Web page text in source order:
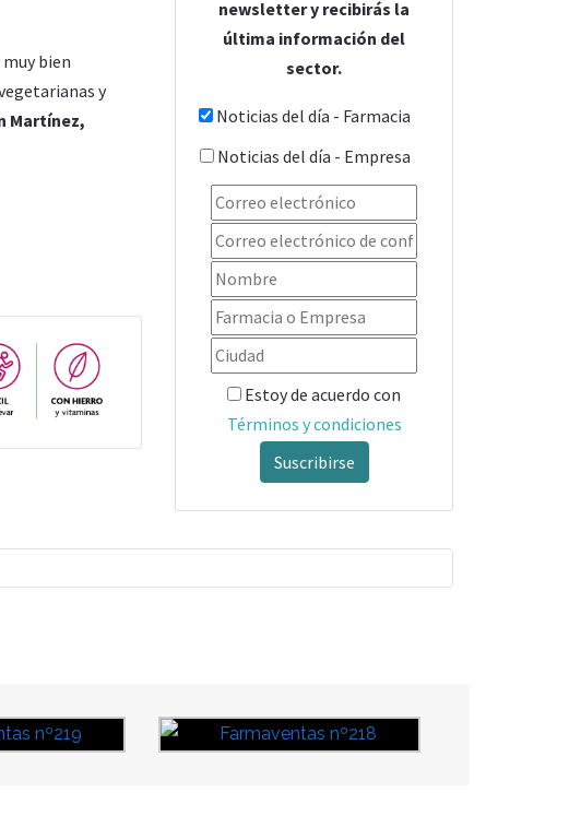
bien
y
Martínez,
newsletter y recibirás la
última información del
sector.
Noticias del día - Farmacia
Noticias del día - Empresa
Estoy de acuerdo con
Términos y condiciones
Suscribirse